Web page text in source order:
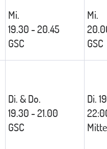
Mi.
19.30 - 20.45
GSC
Mi.
GSC
Di. & Do.
19.30 - 21.00
GSC
Di.